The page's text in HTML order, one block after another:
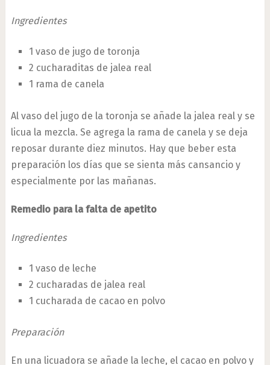
Ingredientes
1 vaso de jugo de toronja
2 cucharaditas de jalea real
1 rama de canela
Al vaso del jugo de la toronja se añade la jalea real y se
licua la mezcla. Se agrega la rama de canela y se deja
reposar durante diez minutos. Hay que beber esta
preparación los días que se sienta más cansancio y
especialmente por las mañanas.
Remedio para la falta de apetito
Ingredientes
1 vaso de leche
2 cucharadas de jalea real
1 cucharada de cacao en polvo
Preparación
En una licuadora se añade la leche, el cacao en polvo y